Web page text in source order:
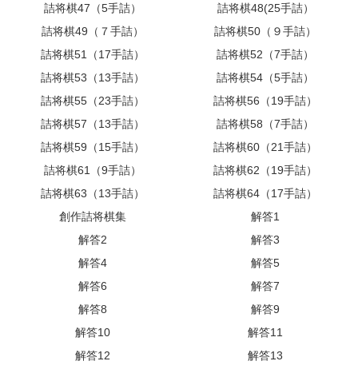
詰将棋47（5手詰）
詰将棋48(25手詰）
詰将棋49（７手詰）
詰将棋50（９手詰）
詰将棋51（17手詰）
詰将棋52（7手詰）
詰将棋53（13手詰）
詰将棋54（5手詰）
詰将棋55（23手詰）
詰将棋56（19手詰）
詰将棋57（13手詰）
詰将棋58（7手詰）
詰将棋59（15手詰）
詰将棋60（21手詰）
詰将棋61（9手詰）
詰将棋62（19手詰）
詰将棋63（13手詰）
詰将棋64（17手詰）
創作詰将棋集
解答1
解答2
解答3
解答4
解答5
解答6
解答7
解答8
解答9
解答10
解答11
解答12
解答13